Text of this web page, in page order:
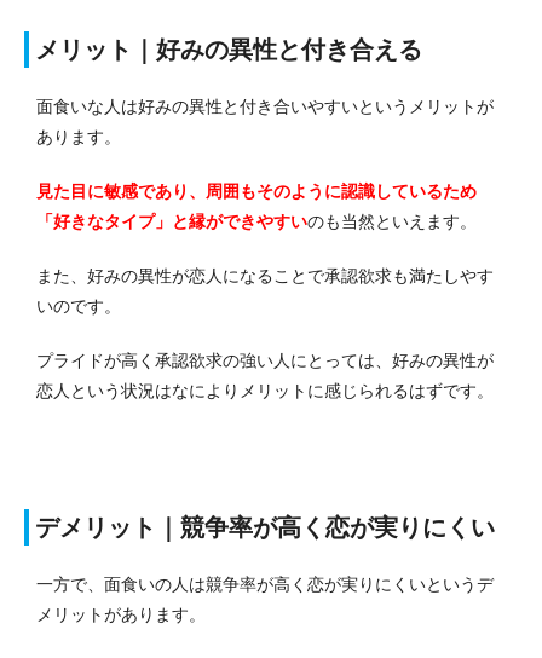
メリット｜好みの異性と付き合える
面食いな人は好みの異性と付き合いやすいというメリットが
あります。
見た目に敏感であり、周囲もそのように認識しているため
「好きなタイプ」と縁ができやすいのも当然といえます。
また、好みの異性が恋人になることで承認欲求も満たしやす
いのです。
プライドが高く承認欲求の強い人にとっては、好みの異性が
恋人という状況はなによりメリットに感じられるはずです。
デメリット｜競争率が高く恋が実りにくい
一方で、面食いの人は競争率が高く恋が実りにくいというデ
メリットがあります。